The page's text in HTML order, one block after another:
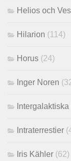
Helios och
Hilarion (114)
Horus (24)
Inger Noren
Intraterrestier
Iris Kähler (62)